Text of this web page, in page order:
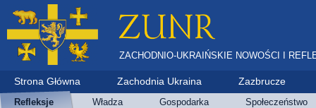
ZACHODNIO-UKRAIŃSKIE NOWOŚCI I
Strona Główna Zachodnia Ukraina Zazbrucze
Refleksje Władza Gospodarka Społeczeństwo